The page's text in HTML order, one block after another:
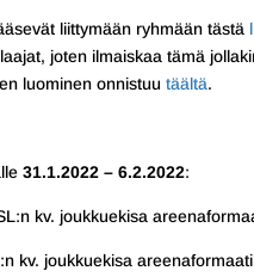
liittymään ryhmään tästä
joten ilmaiskaa tämä
luominen onnistuu täältä.
31.1.2022 – 6.2.2022:
kv. joukkuekisa
kv. joukkuekisa